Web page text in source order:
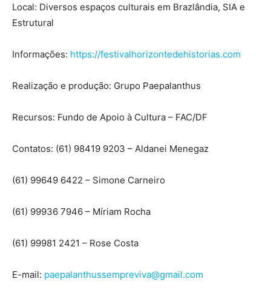
Local: Diversos espaços culturais em Brazlândia, SIA e
Estrutural
Informações: https://festivalhorizontedehistorias.com
Realização e produção: Grupo Paepalanthus
Recursos: Fundo de Apoio à Cultura – FAC/DF
Contatos: (61) 98419 9203 – Aldanei Menegaz
(61) 99649 6422 – Simone Carneiro
(61) 99936 7946 – Míriam Rocha
(61) 99981 2421 – Rose Costa
E-mail: paepalanthussempreviva@gmail.com